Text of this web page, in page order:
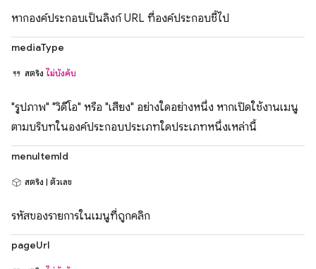
หากองค์ประกอบเป็นลิงก์ URL ที่องค์ประกอบชี้ไป
mediaType
สตริง ไม่บังคับ
"รูปภาพ" "วิดีโอ" หรือ "เสียง" อย่างใดอย่างหนึ่ง หากเปิดใช้งานเมนู
ตามบริบทในองค์ประกอบประเภทใดประเภทหนึ่งเหล่านี้
menuItemId
สตริง | ตัวเลข
รหัสของรายการในเมนูที่ถูกคลิก
pageUrl